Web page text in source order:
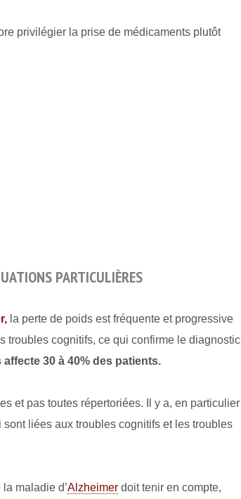
privilégier la prise de médicaments plutôt
PARTICULIÈRES
la perte de poids est fréquente et progressive
troubles cognitifs, ce qui confirme le diagnostic
affecte 30 à 40% des patients.
et pas toutes répertoriées. Il y a, en particulier
sont liées aux troubles cognitifs et les troubles
maladie d’Alzheimer doit tenir en compte,